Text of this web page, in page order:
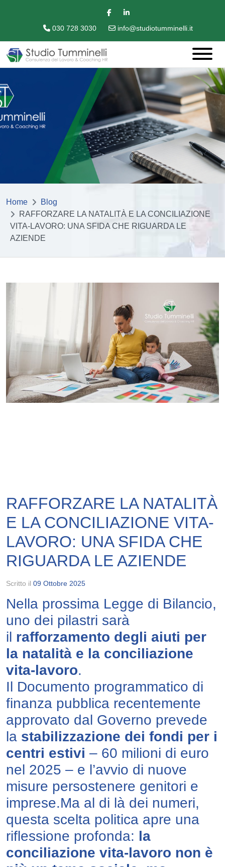
030 728 3030 info@studiotumminelli.it
Home
Blog
RAFFORZARE LA NATALITÀ E LA CONCILIAZIONE
VITA-LAVORO: UNA SFIDA CHE RIGUARDA LE
AZIENDE
RAFFORZARE LA NATALITÀ
E LA CONCILIAZIONE VITA-
LAVORO: UNA SFIDA CHE
RIGUARDA LE AZIENDE
Scritto il 09 Ottobre 2025
Nella prossima Legge di Bilancio,
uno dei pilastri sarà
il rafforzamento degli aiuti per
la natalità e la conciliazione
vita-lavoro.
Il Documento programmatico di
finanza pubblica recentemente
approvato dal Governo prevede
la stabilizzazione dei fondi per i
centri estivi – 60 milioni di euro
nel 2025 – e l’avvio di nuove
misure persostenere genitori e
imprese.Ma al di là dei numeri,
questa scelta politica apre una
riflessione profonda: la
conciliazione vita-lavoro non è